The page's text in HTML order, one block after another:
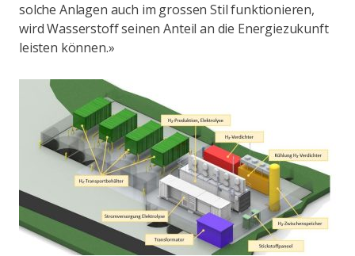
solche Anlagen auch im grossen Stil funktionieren,
wird Wasserstoff seinen Anteil an die Energiezukunft
leisten können.»